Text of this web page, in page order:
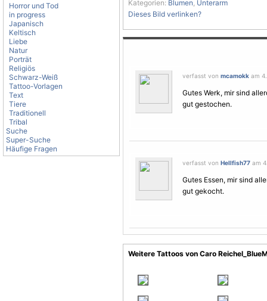
Horror und Tod
in progress
Japanisch
Keltisch
Liebe
Natur
Porträt
Religiös
Schwarz-Weiß
Tattoo-Vorlagen
Text
Tiere
Traditionell
Tribal
Suche
Super-Suche
Häufige Fragen
Kategorien: Blumen, Unterarm
Dieses Bild verlinken?
verfasst von mcamokk am
Gutes Werk, mir sind
gut gestochen.
verfasst von Hellfish77 am
Gutes Essen, mir sind
gut gekocht.
Weitere Tattoos von Caro